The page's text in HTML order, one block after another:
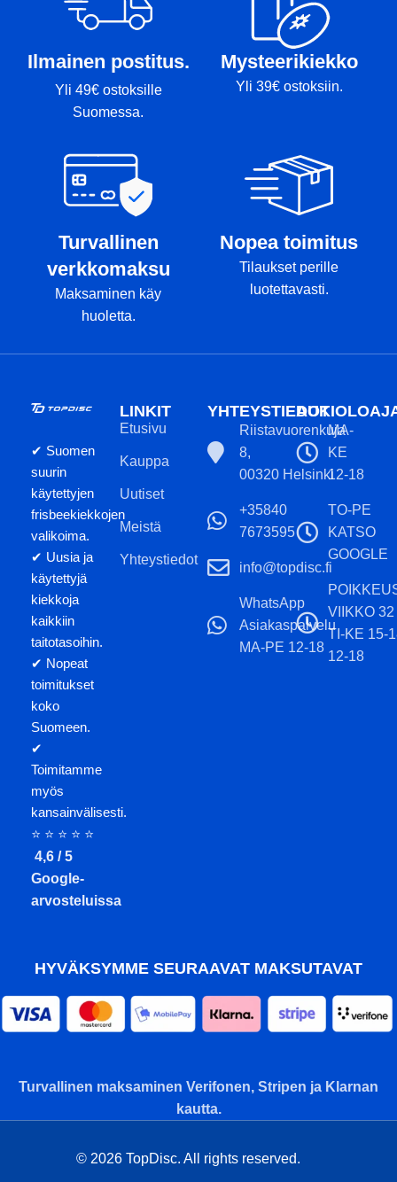
Ilmainen postitus.
Yli 49€ ostoksille
Suomessa.
Mysteerikiekko
Yli 39€ ostoksiin.
Turvallinen
verkkomaksu
Maksaminen käy
huoletta.
Nopea toimitus
Tilaukset perille
luotettavasti.
✔ Suomen
suurin
käytettyjen
frisbeekiekkojen
valikoima.
✔ Uusia ja
käytettyjä
kiekkoja
kaikkiin
taitotasoihin.
✔ Nopeat
toimitukset
koko
Suomeen.
✔
Toimitamme
myös
kansainvälisesti.
⭐ ⭐ ⭐ ⭐ ⭐
4,6 / 5
Google-
arvosteluissa
LINKIT
Etusivu
Kauppa
Uutiset
Meistä
Yhteystiedot
YHTEYSTIEDOT
Riistavuorenkuja
8,
00320 Helsinki
+35840
7673595
info@topdisc.fi
WhatsApp
Asiakaspalvelu
MA-PE 12-18
MA-
KE
12-18
TO-PE
KATSO
GOOGLE
VIIKKO 32
TI-KE 15-
12-18
HYVÄKSYMME SEURAAVAT MAKSUTAVAT
Turvallinen maksaminen Verifonen, Stripen ja Klarnan
kautta.
© 2026 TopDisc. All rights reserved.